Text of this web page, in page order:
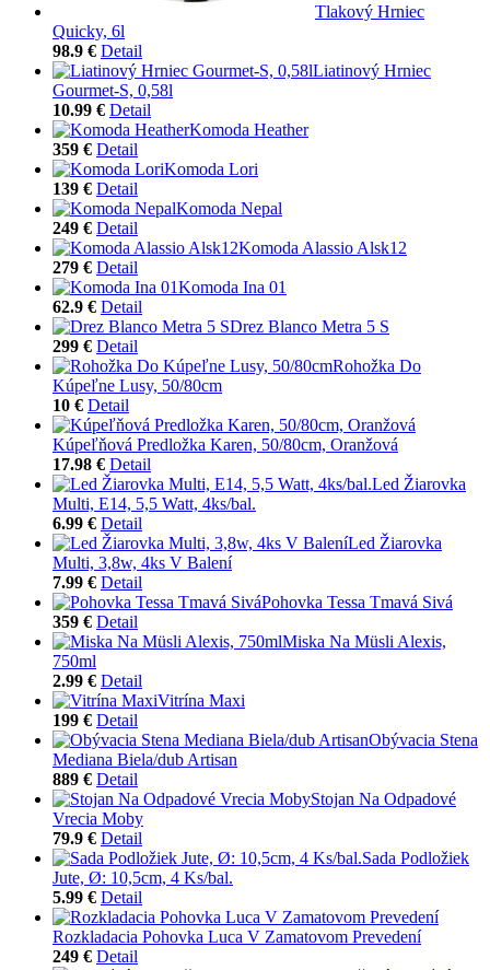
Tlakový Hrniec
Quicky, 6l
98.9 € Detail
Liatinový Hrniec
Gourmet-S, 0,58l
10.99 € Detail
Komoda Heather
359 € Detail
Komoda Lori
139 € Detail
Komoda Nepal
249 € Detail
Komoda Alassio Alsk12
279 € Detail
Komoda Ina 01
62.9 € Detail
Drez Blanco Metra 5 S
299 € Detail
Rohožka Do
Kúpeľne Lusy, 50/80cm
10 € Detail
Kúpeľňová Predložka Karen, 50/80cm, Oranžová
17.98 € Detail
Led Žiarovka
Multi, E14, 5,5 Watt, 4ks/bal.
6.99 € Detail
Led Žiarovka
Multi, 3,8w, 4ks V Balení
7.99 € Detail
Pohovka Tessa Tmavá Sivá
359 € Detail
Miska Na Müsli Alexis,
750ml
2.99 € Detail
Vitrína Maxi
199 € Detail
Obývacia Stena
Mediana Biela/dub Artisan
889 € Detail
Stojan Na Odpadové
Vrecia Moby
79.9 € Detail
Sada Podložiek
Jute, Ø: 10,5cm, 4 Ks/bal.
5.99 € Detail
Rozkladacia Pohovka Luca V Zamatovom Prevedení
249 € Detail